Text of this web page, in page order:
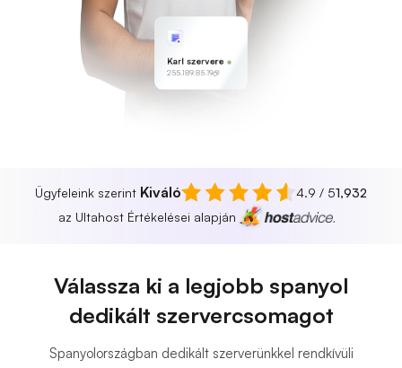
Karl szervere
255.189.85.19
Ügyfeleink szerint Kiváló 4.9 / 51,932
az Ultahost Értékelései alapján
Válassza ki a legjobb spanyol
dedikált szervercsomagot
Spanyolországban dedikált szerverünkkel rendkívüli